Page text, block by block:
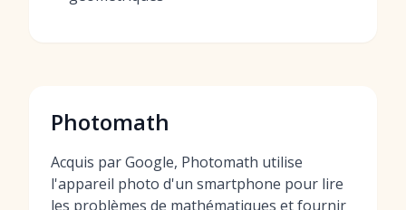
Photomath
Acquis par Google, Photomath utilise
l'appareil photo d'un smartphone pour lire
les problèmes de mathématiques et fournir